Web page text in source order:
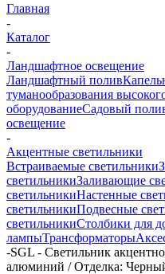
Главная
-
Каталог
-
Ландшафтное освещение
Ландшафтный полив
туманообразования
оборудованиеСадовый
освещение
-
Акцентные светильники
Встраиваемые светильники
светильникиЗаливающие
светильникиНастенные
светильникиПодвесные
светильникиСтолбики для
лампыТрансформаторы
-SGL - Светильник
алюминий / Отделка: